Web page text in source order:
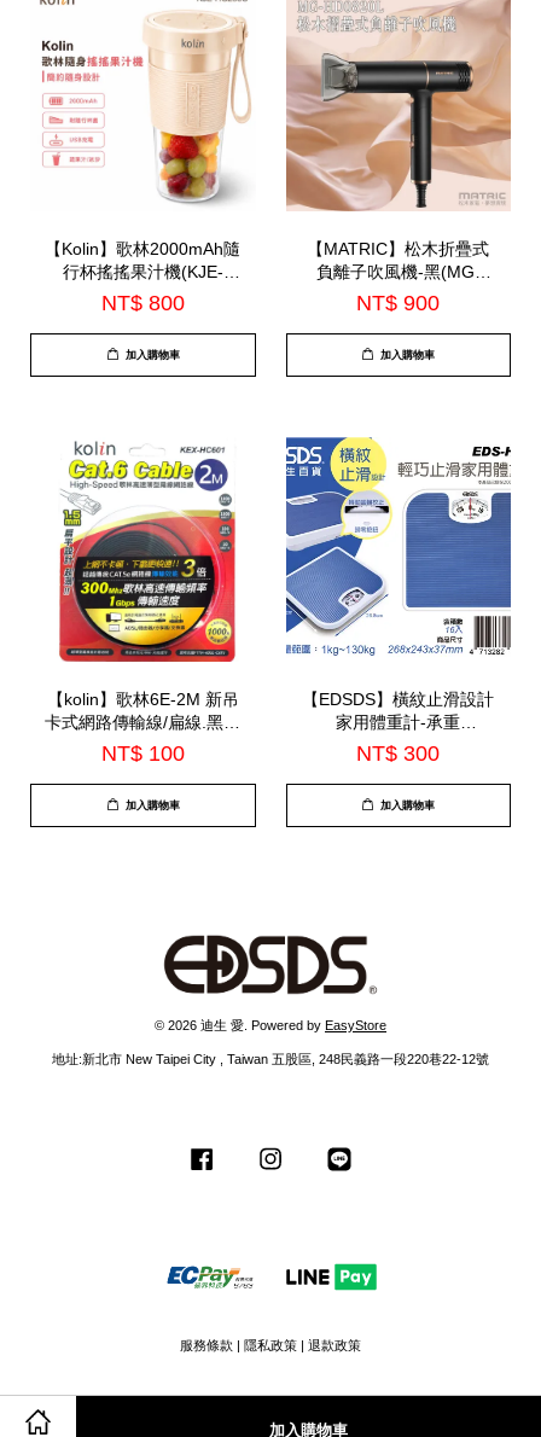
加入購物車
【Kolin】歌林2000mAh隨
行杯搖搖果汁機(KJE-
HC200U)
NT$ 800
加入購物車
【MATRIC】松木折疊式
負離子吹風機-黑(MG-
HD0820L)
NT$ 900
加入購物車
【kolin】歌林6E-2M 新吊
卡式網路傳輸線/扁線.黑色
(KEX-HC601)
NT$ 100
加入購物車
【EDSDS】橫紋止滑設計
家用體重計-承重
130kg(EDS-H143)
NT$ 300
加入購物車
© 2026 迪生 愛. Powered by EasyStore
地址:新北市 New Taipei City , Taiwan 五股區, 248民義路一段220巷22-12號
Facebook Instagram
服務條款 隱私政策 退款政策